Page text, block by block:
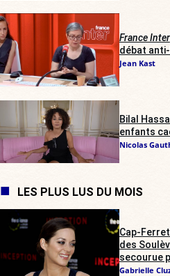
France Inter
débat anti-
Jean Kast
Bilal
enfants
Nicolas
LES PLUS LUS DU MOIS
Cap-
des
secourue
Gabrielle